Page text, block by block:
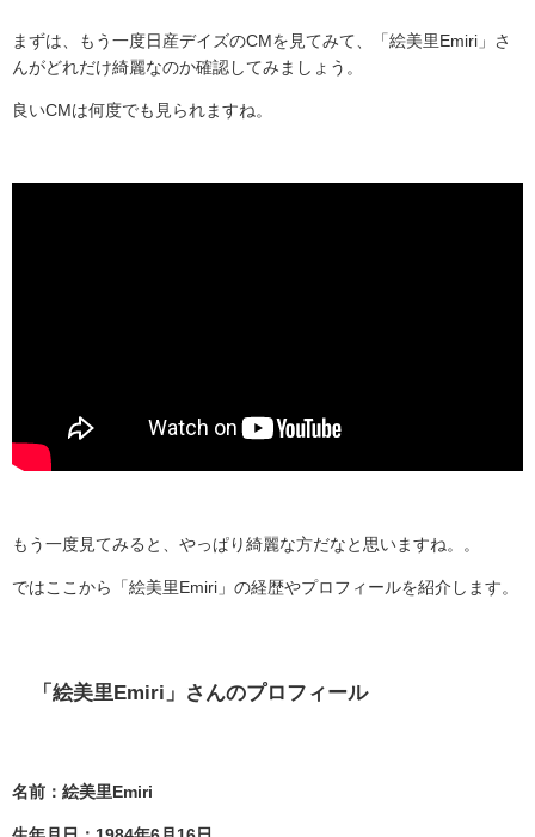
まずは、もう一度日産デイズのCM を見てみて、「絵美里 Emiri 」さ
んがどれだけ綺麗なのか確認してみましょう。
良いCM は何度でも見られますね。
もう一度見てみると、やっぱり綺麗な方だなと思いますね。。
ではここから「絵美里 Emiri 」の経歴やプロフィールを紹介します。
「絵美里 Emiri 」さんのプロフィール
名前：絵美里Emiri